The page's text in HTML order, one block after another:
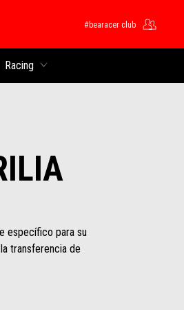
#bearacer club
Racing
específico para su
transferencia de